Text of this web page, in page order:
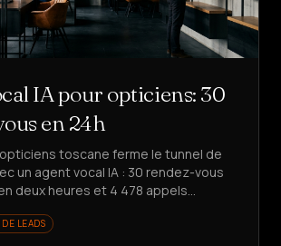
IA pour opticiens: 30
en 24h
toscane ferme le tunnel de
un agent vocal IA : 30 rendez-vous
deux heures et 4 478 appels
LEADS